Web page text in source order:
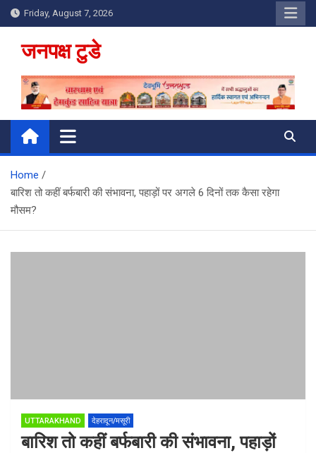
Skip
to
content
Friday, August 7, 2026
जनपक्ष टुडे
Home
बारिश तो कहीं बर्फबारी की संभावना, पहाड़ों पर अगले 6 दिनों तक कैसा रहेगा
मौसम?
UTTARAKHAND देहरादून/मसूरी
बारिश तो कहीं बर्फबारी की संभावना, पहाड़ों